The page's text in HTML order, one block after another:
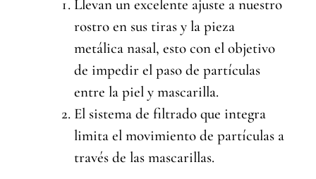
Llevan un excelente ajuste a nuestro
rostro en sus tiras y la pieza
metálica nasal, esto con el objetivo
de impedir el paso de partículas
entre la piel y mascarilla.
El sistema de filtrado que integra
limita el movimiento de partículas a
través de las mascarillas.